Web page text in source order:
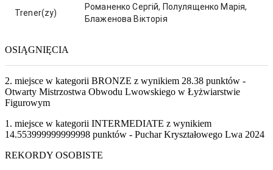
Trener(zy)
Романенко Сергій, Полулященко Марія,
Блаженова Вікторія
OSIĄGNIĘCIA
2. miejsce w kategorii BRONZE z wynikiem 28.38 punktów -
Otwarty Mistrzostwa Obwodu Lwowskiego w Łyżwiarstwie
Figurowym
1. miejsce w kategorii INTERMEDIATE z wynikiem
14.553999999999998 punktów - Puchar Kryształowego Lwa 2024
REKORDY OSOBISTE